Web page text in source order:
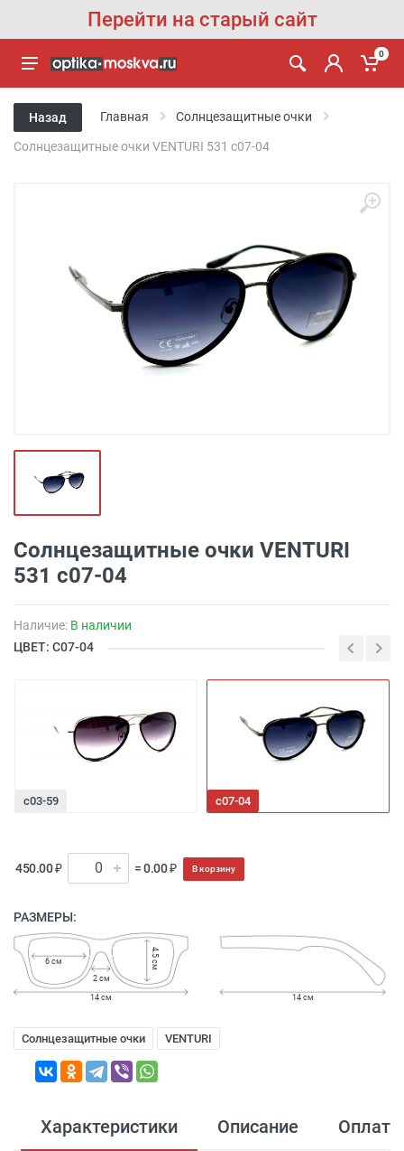
Перейти на старый сайт
0
Назад Главная Солнцезащитные очки
Солнцезащитные очки VENTURI 531 с07-04
Солнцезащитные очки VENTURI
531 с07-04
Наличие: В наличии
ЦВЕТ: С07-04
с03-59 с07-04
450.00 ₽ = 0.00 ₽ В корзину
РАЗМЕРЫ:
2 см
6 см 4.5 см
14 см 14 см
Солнцезащитные очки VENTURI
Характеристики Описание Оплата